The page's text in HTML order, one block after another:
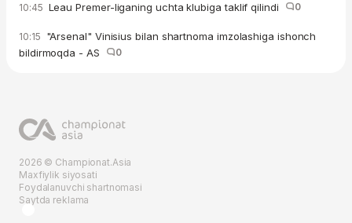
10:45 Leau Premer-liganing uchta klubiga taklif qilindi 0
10:15 "Arsenal" Vinisius bilan shartnoma imzolashiga ishonch
bildirmoqda - AS
0
2026 © Championat.Asia
Maxfiylik siyosati
Foydalanuvchi shartnomasi
Saytda reklama